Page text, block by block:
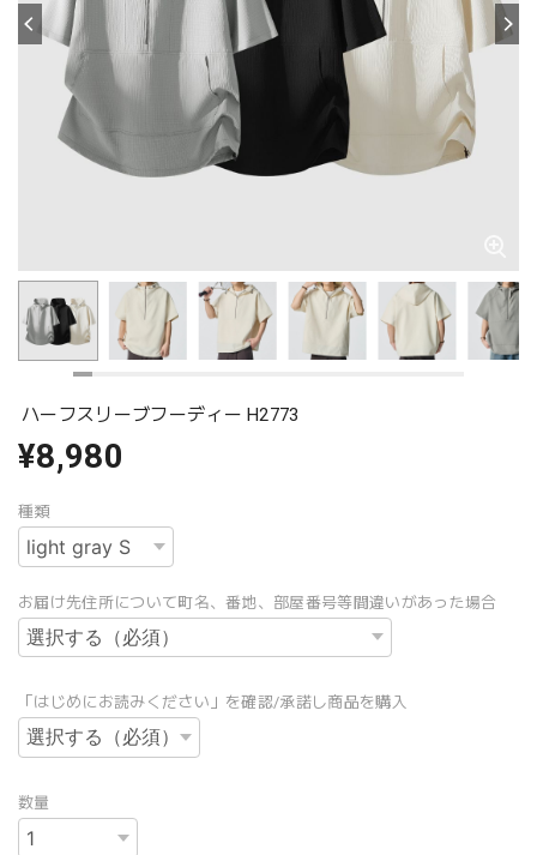
ハーフスリーブフーディー H2773
¥8,980
種類
お届け先住所について町名、番地、部屋番号等間違いがあった場合
「はじめにお読みください」を確認/承諾し商品を購入
数量